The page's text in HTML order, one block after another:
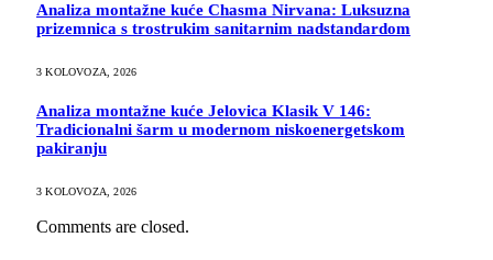
Analiza montažne kuće Chasma Nirvana: Luksuzna
prizemnica s trostrukim sanitarnim nadstandardom
3 KOLOVOZA, 2026
Analiza montažne kuće Jelovica Klasik V 146:
Tradicionalni šarm u modernom niskoenergetskom
pakiranju
3 KOLOVOZA, 2026
Comments are closed.